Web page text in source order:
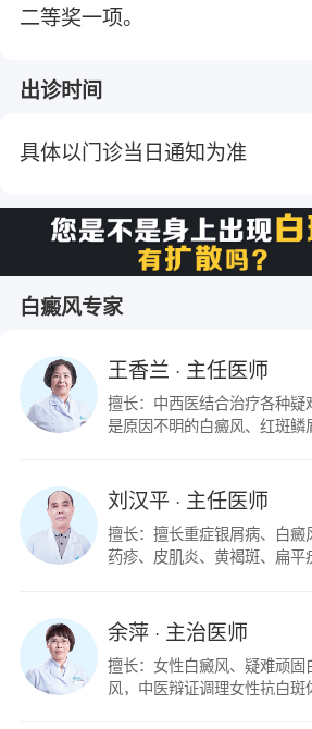
二等奖一项。
出诊时间
具体以门诊当日通知为准
白癜风专家
王香兰 · 主任医师
擅长：中西医结合治疗各种疑
是原因不明的白癜风、红斑
刘汉平· 主任医师
擅长：擅长重症银屑病、白
药疹、皮肌炎、黄褐斑、扁平
余萍· 主治医师
擅长：女性白癜风、疑难顽
风，中医辩证调理女性抗白斑